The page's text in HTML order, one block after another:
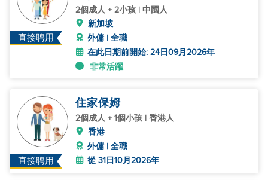
直接聘用
2個成人 + 2小孩 | 中國人
新加坡
外傭 | 全職
在此日期前開始: 24日09月2026年
非常活躍
直接聘用
住家保姆
2個成人 + 1個小孩 | 香港人
香港
外傭 | 全職
從 31日10月2026年